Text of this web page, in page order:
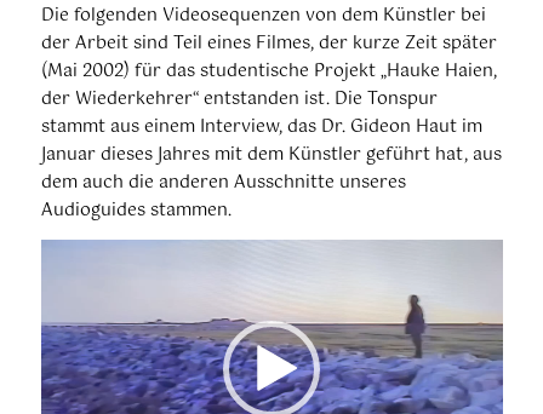
Die folgenden Videosequenzen von dem Künstler bei
der Arbeit sind Teil eines Filmes, der kurze Zeit später
(Mai 2002) für das studentische Projekt „Hauke Haien,
der Wiederkehrer“ entstanden ist. Die Tonspur
stammt aus einem Interview, das Dr. Gideon Haut im
Januar dieses Jahres mit dem Künstler geführt hat, aus
dem auch die anderen Ausschnitte unseres
Audioguides stammen.